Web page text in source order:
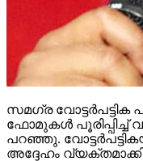
സമഗ്ര
ഫോമുകള്‍
പറഞ്ഞു.
അദ്ദേഹം